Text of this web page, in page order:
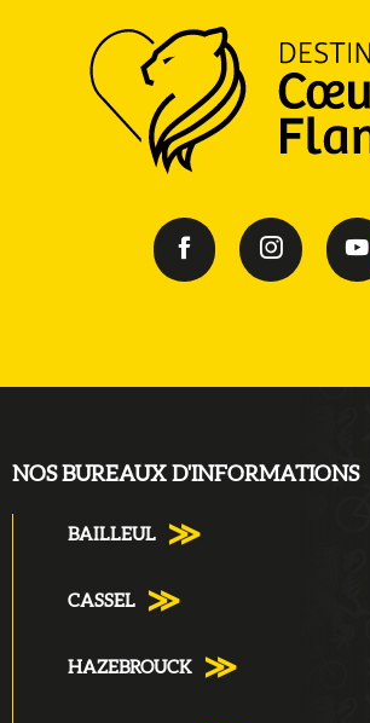
NOS BUREAUX D'INFORMATIONS
BAILLEUL
CASSEL
HAZEBROUCK